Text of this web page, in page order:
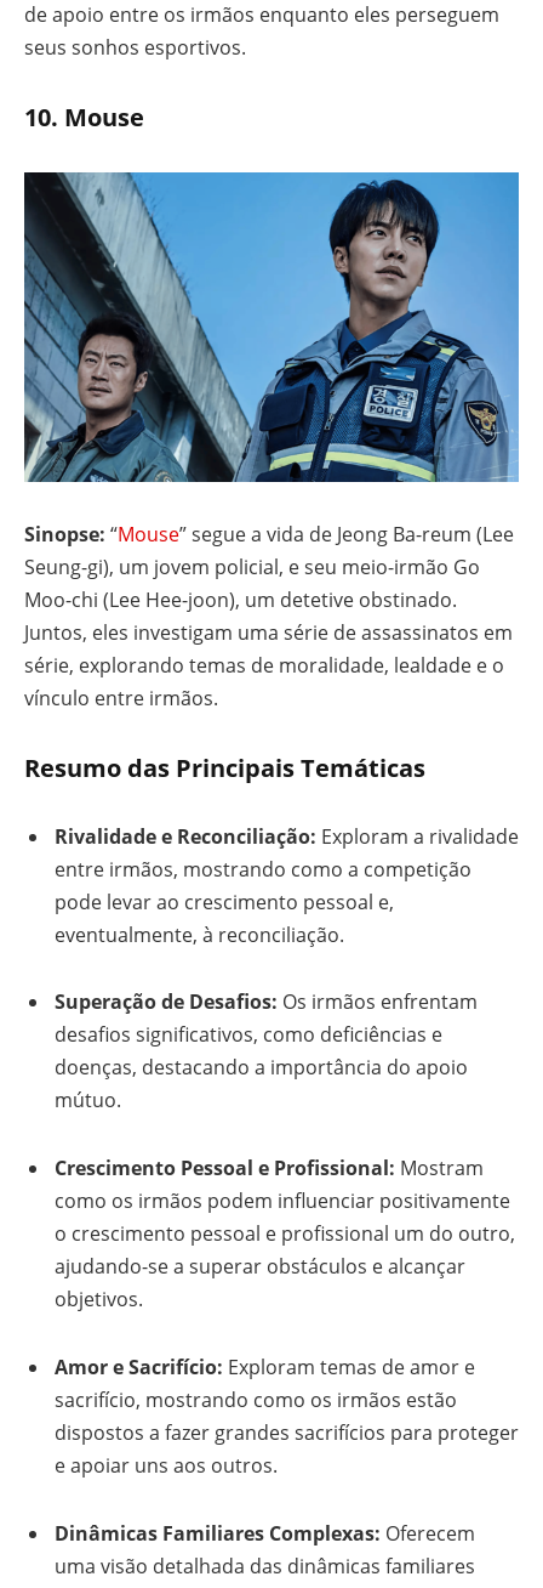
de apoio entre os irmãos enquanto eles perseguem
seus sonhos esportivos.
10. Mouse
Sinopse: “Mouse” segue a vida de Jeong Ba-reum (Lee
Seung-gi), um jovem policial, e seu meio-irmão Go
Moo-chi (Lee Hee-joon), um detetive obstinado.
Juntos, eles investigam uma série de assassinatos em
série, explorando temas de moralidade, lealdade e o
vínculo entre irmãos.
Resumo das Principais Temáticas
Rivalidade e Reconciliação: Exploram a rivalidade
entre irmãos, mostrando como a competição
pode levar ao crescimento pessoal e,
eventualmente, à reconciliação.
Superação de Desafios: Os irmãos enfrentam
desafios significativos, como deficiências e
doenças, destacando a importância do apoio
mútuo.
Crescimento Pessoal e Profissional: Mostram
como os irmãos podem influenciar positivamente
o crescimento pessoal e profissional um do outro,
ajudando-se a superar obstáculos e alcançar
objetivos.
Amor e Sacrifício: Exploram temas de amor e
sacrifício, mostrando como os irmãos estão
dispostos a fazer grandes sacrifícios para proteger
e apoiar uns aos outros.
Dinâmicas Familiares Complexas: Oferecem
uma visão detalhada das dinâmicas familiares